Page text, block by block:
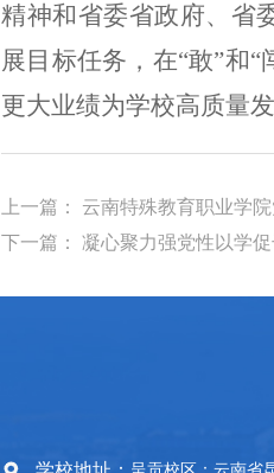
精神和省委省政府、省
展目标任务，在“敢”和
更大业绩为学校高质量
上一篇： 云南特殊教育职业学
下一篇： 凝心聚力强党性以学